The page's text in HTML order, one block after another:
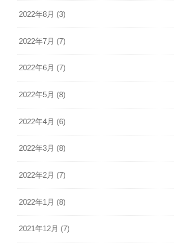
2022年8月 (3)
2022年7月 (7)
2022年6月 (7)
2022年5月 (8)
2022年4月 (6)
2022年3月 (8)
2022年2月 (7)
2022年1月 (8)
2021年12月 (7)